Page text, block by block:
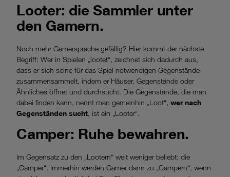
Looter: die Sammler unter
den Gamern.
Noch mehr Gamersprache gefällig? Hier kommt der nächste
Begriff: Wer in Spielen „lootet“, zeichnet sich dadurch aus,
dass er sich seine für das Spiel notwendigen Gegenstände
zusammensammelt, indem er Häuser, Gegenstände oder
Ähnliches öffnet und durchsucht. Die Gegenstände, die man
dabei finden kann, nennt man gemeinhin „Loot“, wer nach
Gegenständen sucht, ist ein „Looter“.
Camper: Ruhe bewahren.
Im Gegensatz zu den „Lootern“ weit weniger beliebt: die
„Camper“. Immerhin werden Gamer dann zu „Campern“, wenn